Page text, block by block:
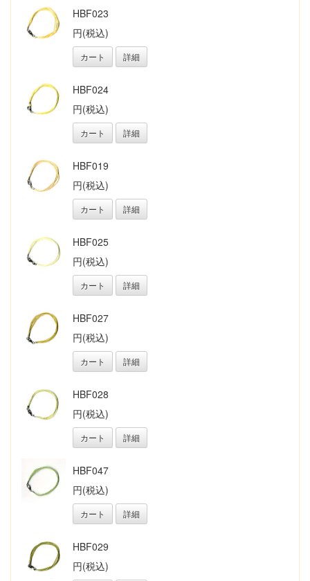
HBF023
円(税込)
カート 詳細
HBF024
円(税込)
カート 詳細
HBF019
円(税込)
カート 詳細
HBF025
円(税込)
カート 詳細
HBF027
円(税込)
カート 詳細
HBF028
円(税込)
カート 詳細
HBF047
円(税込)
カート 詳細
HBF029
円(税込)